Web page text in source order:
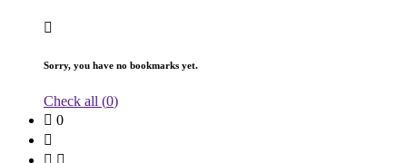
Sorry, you have no bookmarks yet.
Check all (0)
0